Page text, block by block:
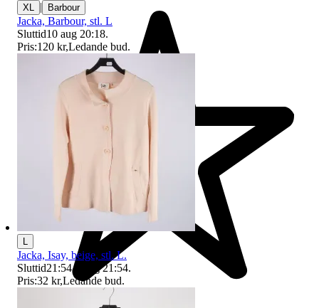
XL | Barbour
Jacka, Barbour, stl. L
Sluttid10 aug 20:18.
Pris:120 kr,Ledande bud.
L
Jacka, Isay, beige, stl. L.
Sluttid21:54 9 aug 21:54.
Pris:32 kr,Ledande bud.